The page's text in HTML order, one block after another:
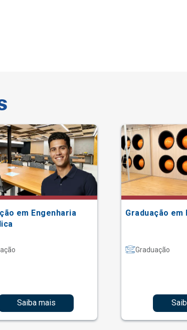
em Engenharia
Saiba mais
Graduação
Graduação